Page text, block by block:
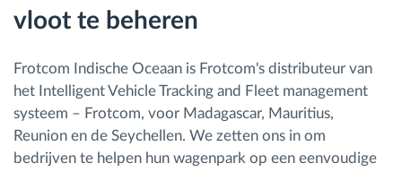
vloot te beheren
Frotcom Indische Oceaan is Frotcom's distributeur van
het Intelligent Vehicle Tracking and Fleet management
systeem – Frotcom, voor Madagascar, Mauritius,
Reunion en de Seychellen. We zetten ons in om
bedrijven te helpen hun wagenpark op een eenvoudige